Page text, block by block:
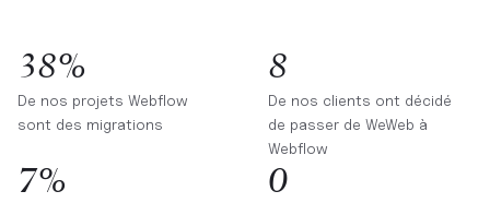
38%
De nos projets Webflow
sont des migrations
8
De nos clients ont décidé
de passer de WeWeb à
Webflow
7% 0